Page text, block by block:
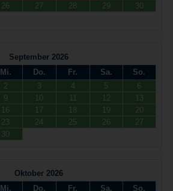
26 27 28 29
30
September 2026
Mi. Do. Fr. Sa.
So.
2 3 4 5
6
9 10 11 12
13
16 17 18 19
20
23 24 25 26
27
30
Oktober 2026
Mi. Do. Fr. Sa.
So.